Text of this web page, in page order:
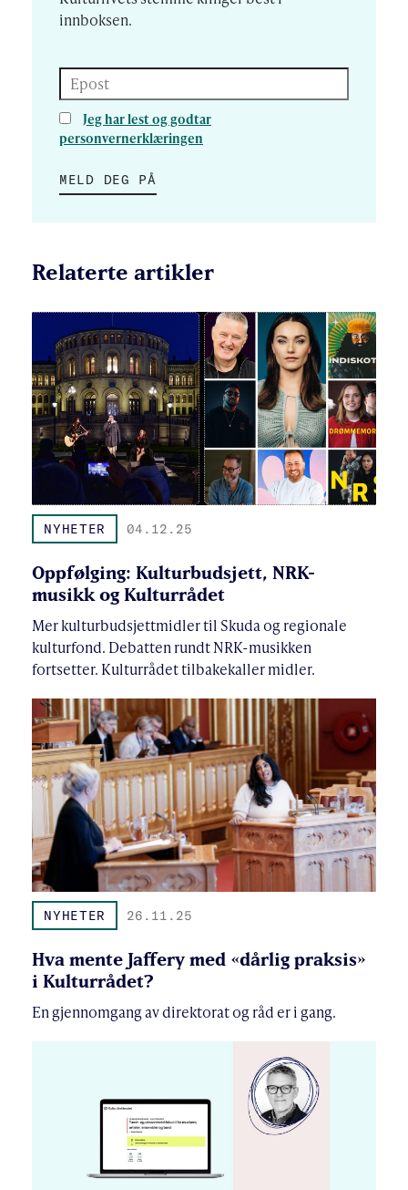
innboksen.
Epost
Jeg har lest og godtar
personvernerklæringen
MELD DEG PÅ
Relaterte artikler
NYHETER 04.12.25
Oppfølging: Kulturbudsjett, NRK-
musikk og Kulturrådet
Mer kulturbudsjettmidler til Skuda og regionale
kulturfond. Debatten rundt NRK-musikken
fortsetter. Kulturrådet tilbakekaller midler.
NYHETER 26.11.25
Hva mente Jaffery med «dårlig praksis»
i Kulturrådet?
En gjennomgang av direktorat og råd er i gang.